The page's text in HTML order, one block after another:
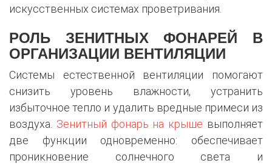
искусственных системах проветривания.
РОЛЬ ЗЕНИТНЫХ ФОНАРЕЙ В
ОРГАНИЗАЦИИ ВЕНТИЛЯЦИИ
Системы естественной вентиляции помогают
снизить уровень влажности, устранить
избыточное тепло и удалить вредные примеси из
воздуха. Зенитный фонарь на крыше выполняет
две функции одновременно: обеспечивает
проникновение солнечного света и